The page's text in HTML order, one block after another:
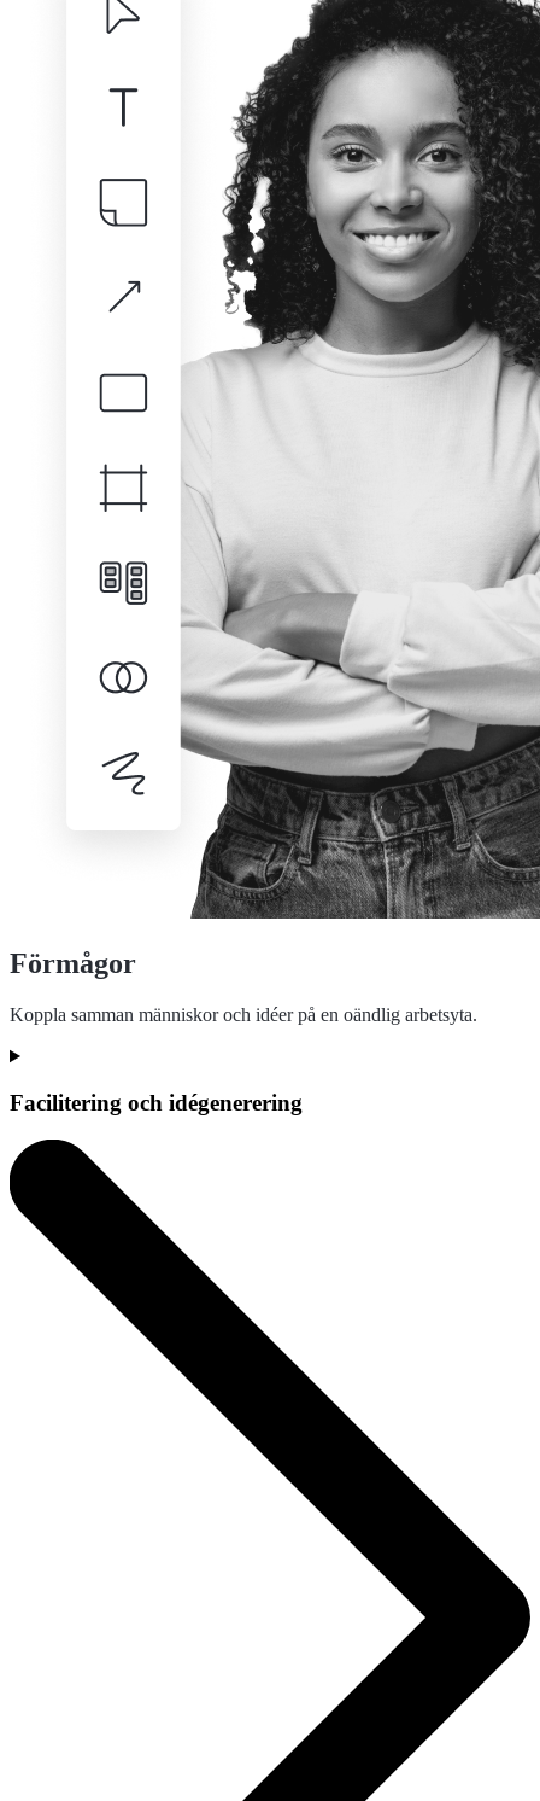
Förmågor
Koppla samman människor och idéer på en oändlig arbetsyta.
Facilitering och idégenerering